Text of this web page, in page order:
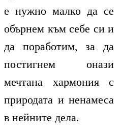
е нужно малко да се
обърнем към себе си и
да поработим, за да
постигнем онази
мечтана хармония с
природата и ненамеса
в нейните дела.